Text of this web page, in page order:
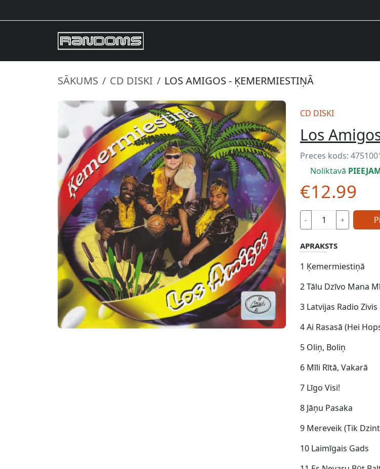
SĀKUMS CD DISKI LOS AMIGOS - ĶEMERMIESTIŅĀ
CD DISKI
Los
Preces kods:
Noliktavā
€12.99
- +
APRAKSTS
1 Ķemermiestiņā
2 Tālu Dzīvo Mana
3 Latvijas Radio Zivis
4 Ai Rasasā (Hei
5 Oliņ, Boliņ
6 Mīli Rītā, Vakarā
7 Līgo Visi!
8 Jāņu Pasaka
9 Mereveik (Tik
10 Laimīgais Gads